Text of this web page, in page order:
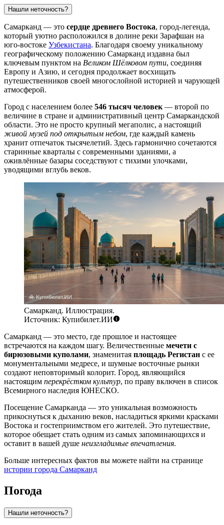
Нашли неточность?
Самарканд — это сердце древнего Востока, город-легенда,
который уютно расположился в долине реки Зарафшан на
юго-востоке Узбекистана. Благодаря своему уникальному
географическому положению Самарканд издавна был
ключевым пунктом на Великом Шёлковом пути, соединяя
Европу и Азию, и сегодня продолжает восхищать
путешественников своей многослойной историей и чарующей
атмосферой.
Город с населением более 546 тысяч человек — второй по
величине в стране и административный центр Самаркандской
области. Это не просто крупный мегаполис, а настоящий
живой музей под открытым небом, где каждый камень
хранит отпечаток тысячелетий. Здесь гармонично сочетаются
старинные кварталы с современными зданиями, а
оживлённые базары соседствуют с тихими улочками,
уводящими вглубь веков.
Самарканд. Иллюстрация.
Источник: Купибилет.ИИ
Самарканд — это место, где прошлое и настоящее
встречаются на каждом шагу. Величественные мечети с
бирюзовыми куполами, знаменитая площадь Регистан с ее
монументальными медресе, и шумные восточные рынки
создают неповторимый колорит. Город, являющийся
настоящим перекрёстком культур, по праву включен в список
Всемирного наследия ЮНЕСКО.
Посещение Самарканда — это уникальная возможность
прикоснуться к дыханию веков, насладиться яркими красками
Востока и гостеприимством его жителей. Это путешествие,
которое обещает стать одним из самых запоминающихся и
оставит в вашей душе неизгладимые впечатления.
Больше интересных фактов вы можете найти на странице
истории города Самарканд
Погода
Нашли неточность?